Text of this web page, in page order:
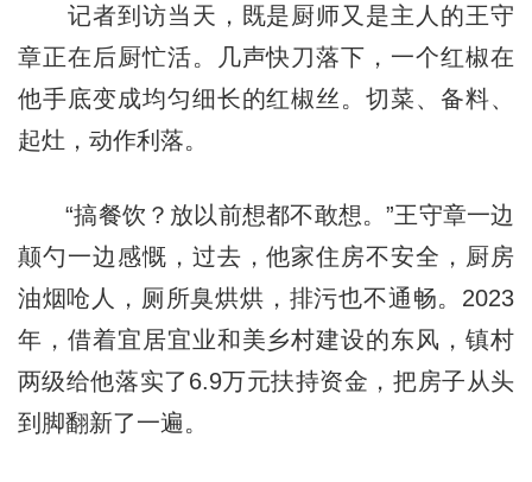
记者到访当天，既是厨师又是主人的王守
章正在后厨忙活。几声快刀落下，一个红椒在
他手底变成均匀细长的红椒丝。切菜、备料、
起灶，动作利落。
“搞餐饮？放以前想都不敢想。”王守章一边
颠勺一边感慨，过去，他家住房不安全，厨房
油烟呛人，厕所臭烘烘，排污也不通畅。2023
年，借着宜居宜业和美乡村建设的东风，镇村
两级给他落实了6.9万元扶持资金，把房子从头
到脚翻新了一遍。